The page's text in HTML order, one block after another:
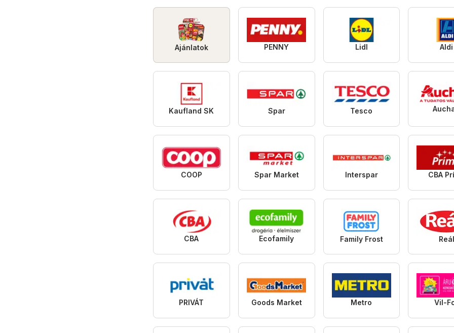
Ajánlatok PENNY Lidl Aldi
Kaufland SK Spar Tesco
COOP Spar Market Interspar CBA
CBA Ecofamily Family Frost Reál
PRIVÁT Goods Market Metro Vil-